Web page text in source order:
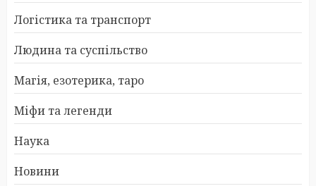
Логістика та транспорт
Людина та суспільство
Магія, езотерика, таро
Міфи та легенди
Наука
Новини